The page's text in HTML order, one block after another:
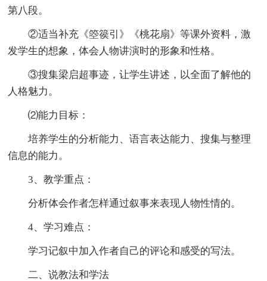
第八段。
②适当补充《箜篌引》《桃花扇》等课外资料，激
发学生的想象，体会人物讲演时的形象和性格。
③搜集梁启超事迹，让学生讲述，以全面了解他的
人格魅力。
⑵能力目标：
培养学生的分析能力、语言表达能力、搜集与整理
信息的能力。
3、教学重点：
分析体会作者怎样通过叙事来表现人物性情的。
4、学习难点：
学习记叙中加入作者自己的评论和感受的写法。
二、说教法和学法